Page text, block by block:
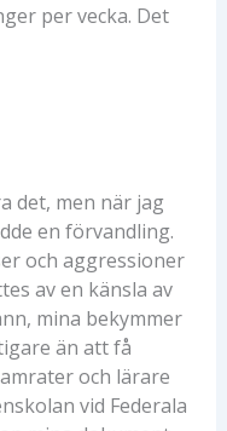
per vecka. Det
det, men när jag
en förvandling.
och aggressioner
av en känsla av
mina bekymmer
än att få
och lärare
vid Federala